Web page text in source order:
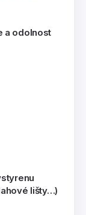
a odolnost
lišty…)